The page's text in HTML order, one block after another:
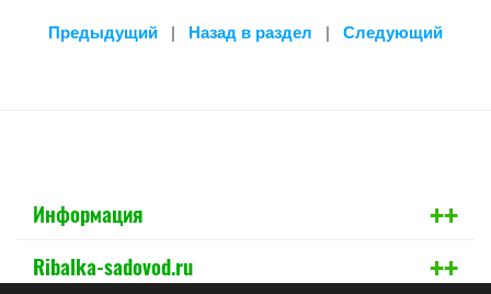
Предыдущий | Назад в раздел | Следующий
Информация +
+
Ribalka-sadovod.ru +
+